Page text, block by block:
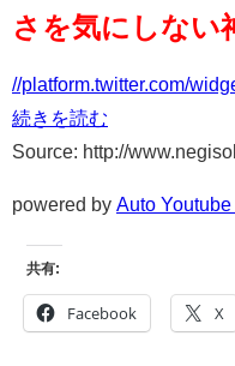
さを気にしない
//platform.twitter.com/
続きを読む
Source: http://
powered by Auto
共有:
Facebook X